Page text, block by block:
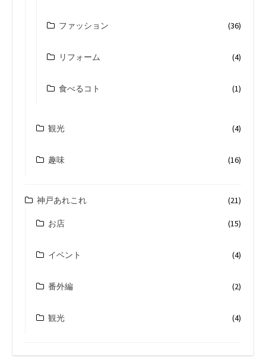
ファッション (36)
リフォーム (4)
食べるコト (1)
観光 (4)
趣味 (16)
神戸あれこれ (21)
お店 (15)
イベント (4)
番外編 (2)
観光 (4)